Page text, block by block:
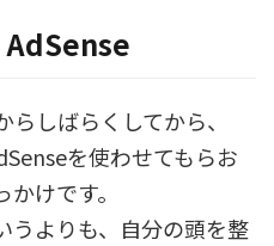
しばらくしてから、
を使わせてもらお
けです。
うよりも、自分の頭を整